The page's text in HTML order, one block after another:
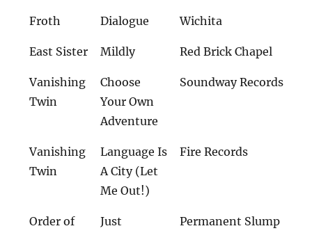
Froth Dialogue Wichita
East Sister Mildly Red Brick Chapel
Vanishing
Twin
Choose
Your Own
Adventure
Soundway Records
Vanishing
Twin
Language Is
A City (Let
Me Out!)
Fire Records
Order of
Just
Permanent Slump